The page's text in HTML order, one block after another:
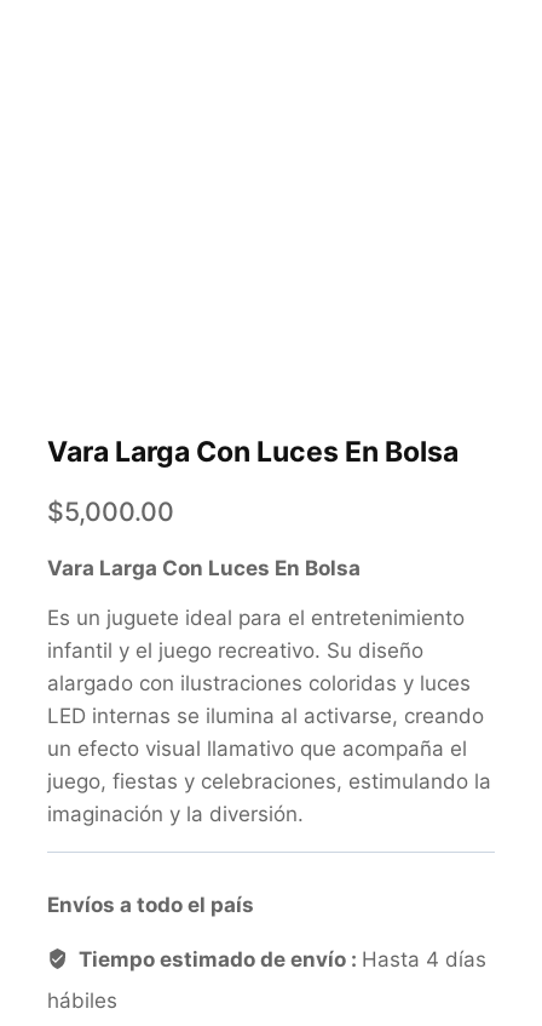
Vara Larga Con Luces En Bolsa
$5,000.00
Vara Larga Con Luces En Bolsa
Es un juguete ideal para el entretenimiento
infantil y el juego recreativo. Su diseño
alargado con ilustraciones coloridas y luces
LED internas se ilumina al activarse, creando
un efecto visual llamativo que acompaña el
juego, fiestas y celebraciones, estimulando la
imaginación y la diversión.
Envíos a todo el país
Tiempo estimado de envío : Hasta 4 días
hábiles